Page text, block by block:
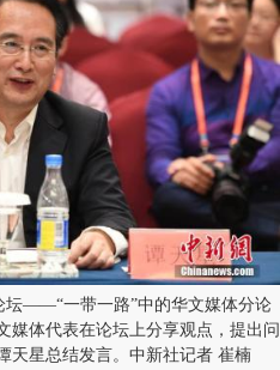
——“一带一路”中的华文媒体分论
媒体代表在论坛上分享观点，提出问
天星总结发言。中新社记者 崔楠